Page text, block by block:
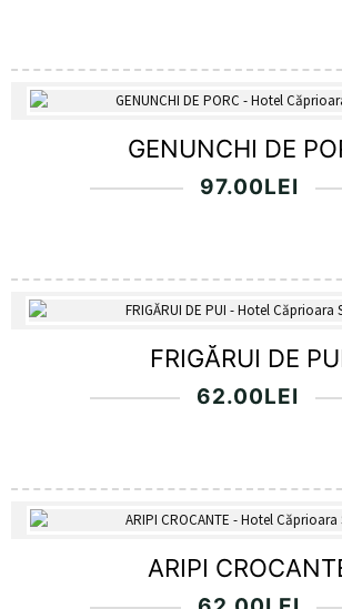
GENUNCHI DE
97.00LEI
FRIGĂRUI DE
62.00LEI
ARIPI